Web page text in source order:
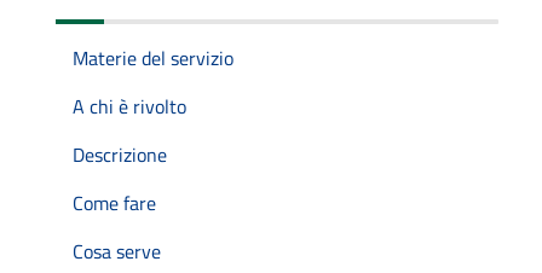
Materie del servizio
A chi è rivolto
Descrizione
Come fare
Cosa serve